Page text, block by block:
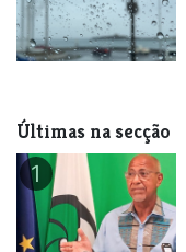
Últimas na secção
1